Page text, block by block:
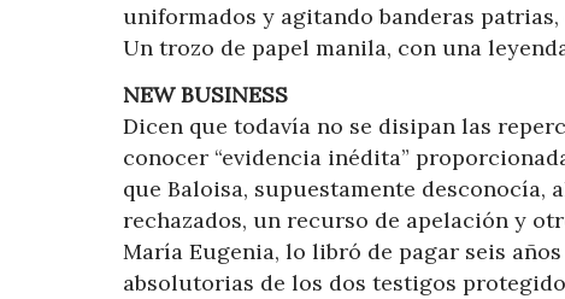
uniformados y agitando banderas
Un trozo de papel manila, con una
NEW BUSINESS
Dicen que todavía no se disipan las
conocer “evidencia inédita”
que Baloisa, supuestamente desconocía,
rechazados, un recurso de apelación y
María Eugenia, lo libró de pagar seis
absolutorias de los dos testigos